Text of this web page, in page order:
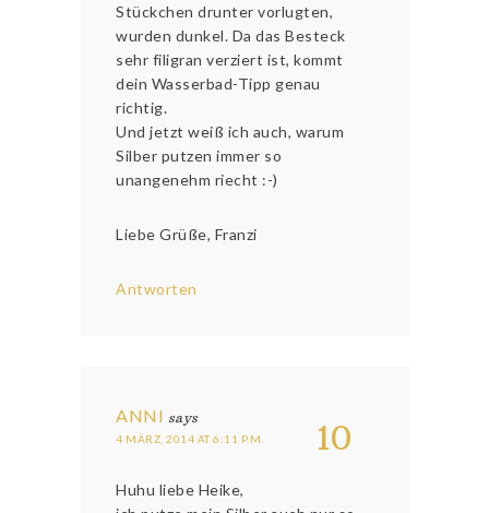
Stückchen drunter vorlugten,
wurden dunkel. Da das Besteck
sehr filigran verziert ist, kommt
dein Wasserbad-Tipp genau
richtig.
Und jetzt weiß ich auch, warum
Silber putzen immer so
unangenehm riecht :-)
Liebe Grüße, Franzi
Antworten
10
ANNI says
4 MÄRZ, 2014 AT 6:11 P.M.
Huhu liebe Heike,